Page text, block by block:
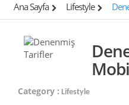
Ana Sayfa Lifestyle
Category : Lifestyle